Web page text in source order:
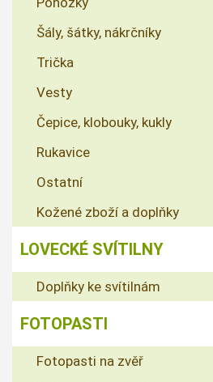
Šály, šátky, nákrčníky
Trička
Vesty
Čepice, klobouky, kukly
Rukavice
Ostatní
Kožené zboží a doplňky
LOVECKÉ SVÍTILNY
Doplňky ke svítilnám
FOTOPASTI
Fotopasti na zvěř